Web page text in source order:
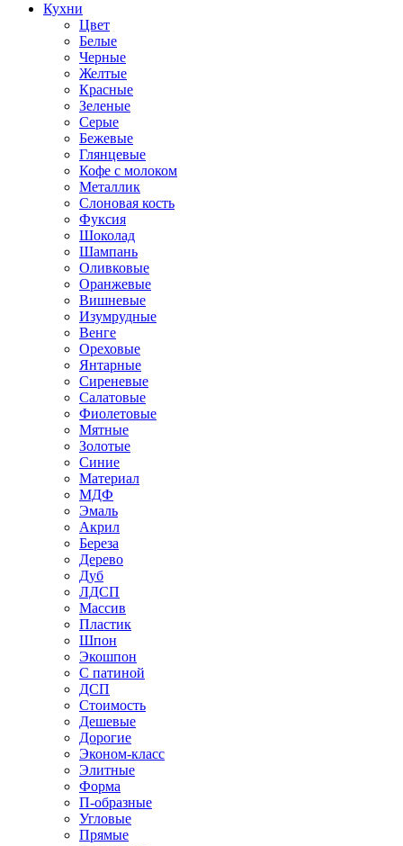
Кухни
Цвет
Белые
Черные
Желтые
Красные
Зеленые
Серые
Бежевые
Глянцевые
Кофе с молоком
Металлик
Слоновая кость
Фуксия
Шоколад
Шампань
Оливковые
Оранжевые
Вишневые
Изумрудные
Венге
Ореховые
Янтарные
Сиреневые
Салатовые
Фиолетовые
Мятные
Золотые
Синие
Материал
МДФ
Эмаль
Акрил
Береза
Дерево
Дуб
ЛДСП
Массив
Пластик
Шпон
Экошпон
С патиной
ДСП
Стоимость
Дешевые
Дорогие
Эконом-класс
Элитные
Форма
П-образные
Угловые
Прямые